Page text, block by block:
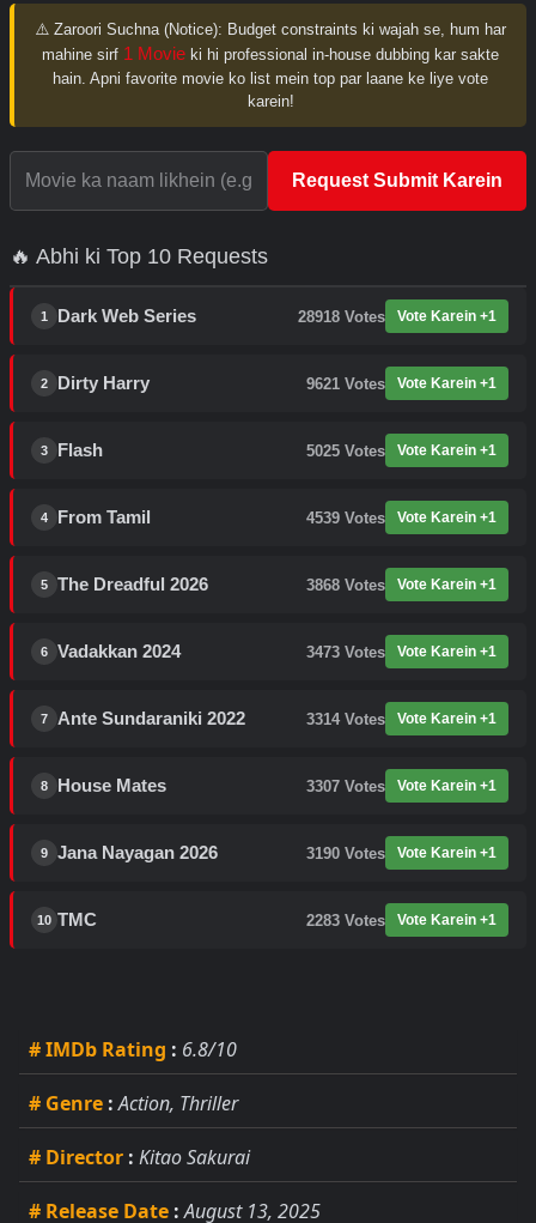
⚠️ Zaroori Suchna (Notice): Budget constraints ki wajah se, hum har
mahine sirf 1 Movie ki hi professional in-house dubbing kar sakte
hain. Apni favorite movie ko list mein top par laane ke liye vote
karein!
Request Submit Karein
🔥 Abhi ki Top 10 Requests
1 Dark Web Series 28918 Votes Vote Karein +1
2 Dirty Harry 9621 Votes Vote Karein +1
3 Flash 5025 Votes Vote Karein +1
4 From Tamil 4539 Votes Vote Karein +1
5 The Dreadful 2026 3868 Votes Vote Karein +1
6 Vadakkan 2024 3473 Votes Vote Karein +1
7 Ante Sundaraniki 2022 3314 Votes Vote Karein +1
8 House Mates 3307 Votes Vote Karein +1
9 Jana Nayagan 2026 3190 Votes Vote Karein +1
10 TMC 2283 Votes Vote Karein +1
# IMDb Rating : 6.8/10
# Genre : Action, Thriller
# Director : Kitao Sakurai
# Release Date : August 13, 2025